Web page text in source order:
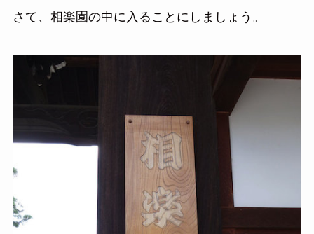
さて、相楽園の中に入ることにしましょう。